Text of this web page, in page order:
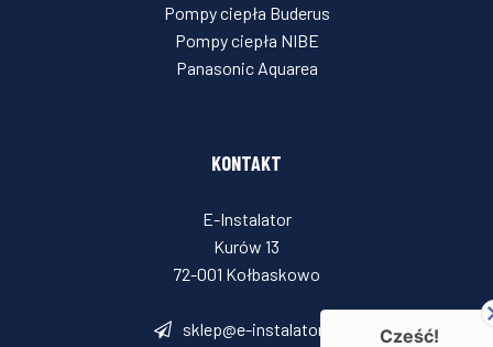
Pompy ciepła Buderus
Pompy ciepła NIBE
Panasonic Aquarea
KONTAKT
E-Instalator
Kurów 13
72-001 Kołbaskowo
sklep@e-instalator.pl
Cześć!